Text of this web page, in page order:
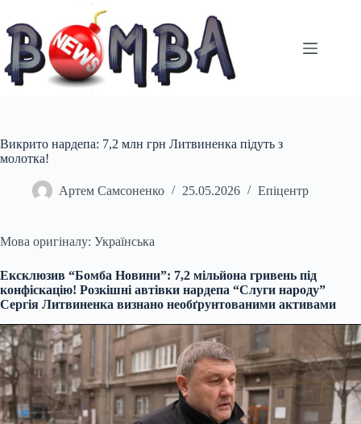
вмісту
Викрито нардепа: 7,2 млн грн Литвиненка підуть з
молотка!
Артем Самсоненко 25.05.2026 Епіцентр
Мова оригіналу: Українська
Ексклюзив “Бомба Новини”: 7,2 мільйона гривень під
конфіскацію! Розкішні автівки нардепа “Слуги народу”
Сергія Литвиненка визнано необґрунтованими активами